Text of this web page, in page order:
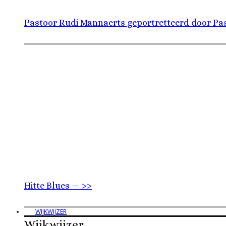
Pastoor Rudi Mannaerts geportretteerd door
Hitte Blues — >>
WIJKWIJZER